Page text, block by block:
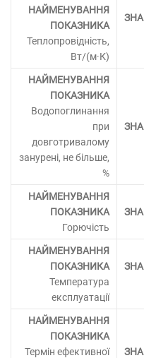
Теплопровідність,
Вт/(м·К)
Водопоглинання
при
довготривалому
занурені, не більше,
%
Горючість
Температура
експлуатації
Термін ефективної